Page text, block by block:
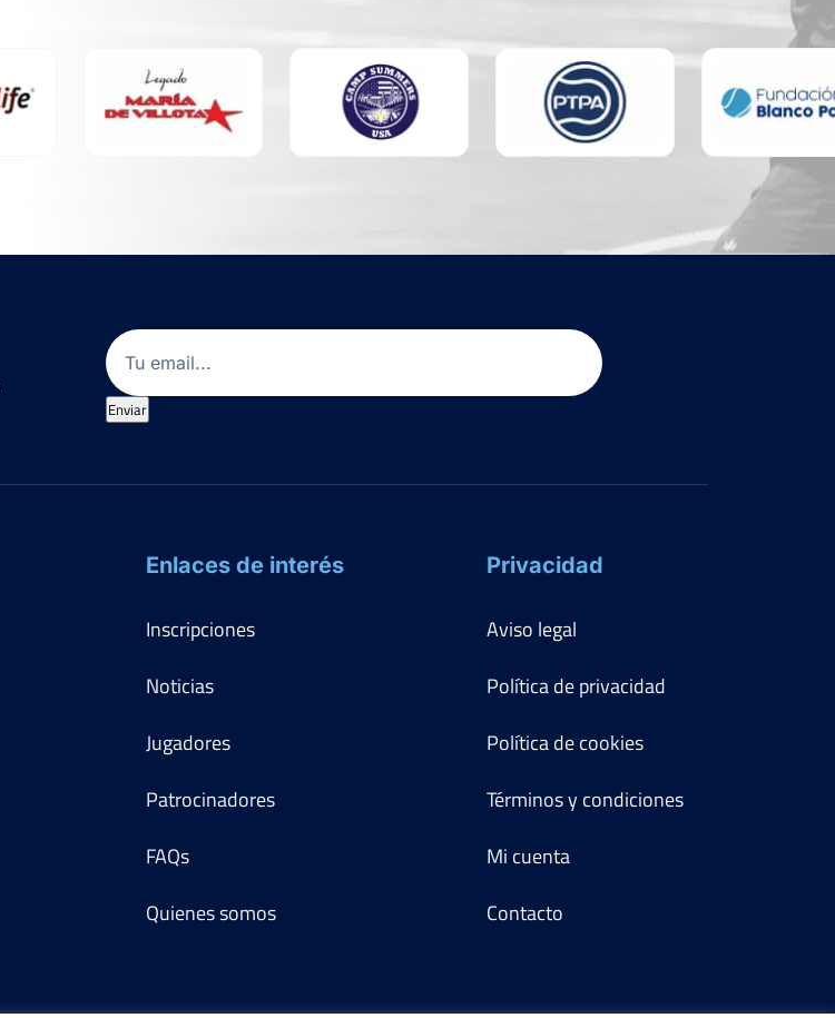
Email
Enviar
Enlaces de interés
Inscripciones
Noticias
Jugadores
Patrocinadores
FAQs
Quienes somos
Privacidad
Aviso legal
Política de privacidad
Política de cookies
Términos y condiciones
Mi cuenta
Contacto